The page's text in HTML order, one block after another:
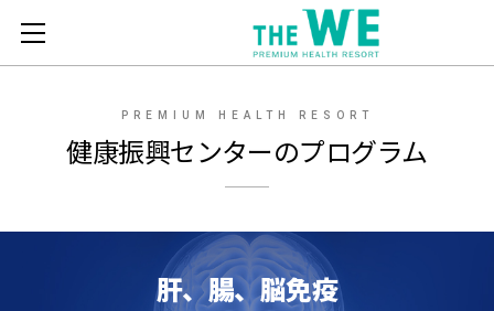
메뉴열기
PREMIUM HEALTH RESORT
健康振興センターのプログラム
肝、腸、脳免疫